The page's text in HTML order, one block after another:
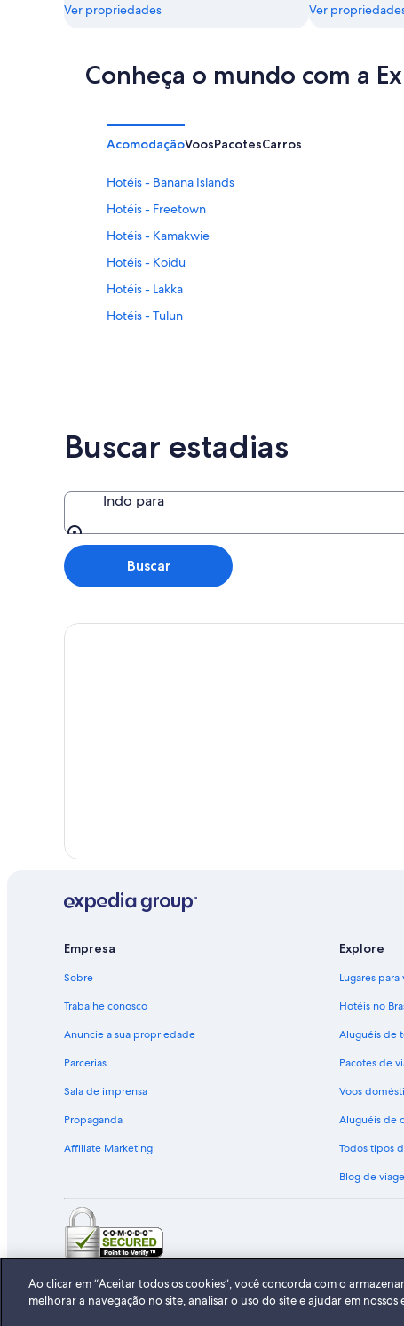
Ver propriedades Ver
Conheça o mundo com a
AcomodaçãoVoosPacotesCarros
Hotéis - Banana Islands
Hotéis - Freetown
Hotéis - Kamakwie
Hotéis - Koidu
Hotéis - Lakka
Hotéis - Tulun
Buscar estadias
Indo para
Indo para
Buscar
Empresa
Sobre
Trabalhe conosco
Anuncie a sua propriedade
Parcerias
Sala de imprensa
Propaganda
Affiliate Marketing
Explore
Lugares para
Hotéis no
Aluguéis de
Pacotes de
Voos
Aluguéis de
Todos tipos
Blog de
© 2026 Expedia, Inc., uma empresa
Ao clicar em “Aceitar todos os cookies”, você concorda com o
melhorar a navegação no site, analisar o uso do site e ajudar em